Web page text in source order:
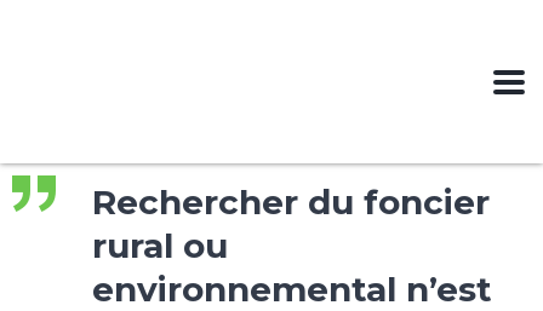
Rechercher du foncier
rural ou
environnemental n’est